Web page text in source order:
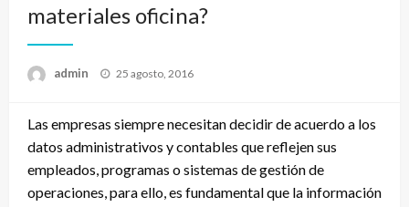
materiales oficina?
admin
Publicado
25 agosto, 2016
Las empresas siempre necesitan decidir de acuerdo a los
datos administrativos y contables que reflejen sus
empleados, programas o sistemas de gestión de
operaciones, para ello, es fundamental que la información